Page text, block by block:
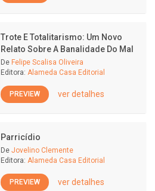
Trote E Totalitarismo: Um Novo
Relato Sobre A Banalidade Do Mal
De Felipe Scalisa Oliveira
Editora: Alameda Casa Editorial
PREVIEW ver detalhes
Parricídio
De Jovelino Clemente
Editora: Alameda Casa Editorial
PREVIEW ver detalhes